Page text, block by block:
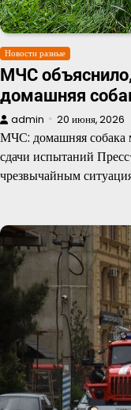
Новости разные
МЧС
домашняя
admin 20 июня, 2026
МЧС: домашняя собака
сдачи испытаний
чрезвычайным